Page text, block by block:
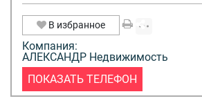
В избранное
Компания:
АЛЕКСАНДР Недвижимость
ПОКАЗАТЬ ТЕЛЕФОН